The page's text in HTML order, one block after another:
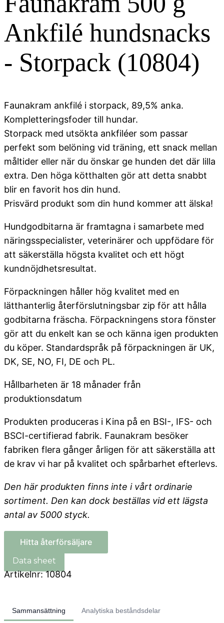
Ankfilé hundsnacks
- Storpack (10804)
Faunakram ankfilé i storpack, 89,5% anka.
Kompletteringsfoder till hundar.
Storpack med utsökta ankfiléer som passar
perfekt som belöning vid träning, ett snack mellan
måltider eller när du önskar ge hunden det där lilla
extra. Den höga kötthalten gör att detta snabbt
blir en favorit hos din hund.
Prisvärd produkt som din hund kommer att älska!
Hundgodbitarna är framtagna i samarbete med
näringsspecialister, veterinärer och uppfödare för
att säkerställa högsta kvalitet och ett högt
kundnöjdhetsresultat.
Förpackningen håller hög kvalitet med en
lätthanterlig återförslutningsbar zip för att hålla
godbitarna fräscha. Förpackningens stora fönster
gör att du enkelt kan se och känna igen produkten
du köper. Standardspråk på förpackningen är UK,
DK, SE, NO, FI, DE och PL.
Hållbarheten är 18 månader från
produktionsdatum
Produkten produceras i Kina på en BSI-, IFS- och
BSCI-certifierad fabrik. Faunakram besöker
fabriken flera gånger årligen för att säkerställa att
de krav vi har på kvalitet och spårbarhet efterlevs.
Den här produkten finns inte i vårt ordinarie
sortiment. Den kan dock beställas vid ett lägsta
antalav 5000 styck.
Hitta återförsäljare
Artikelnr:10804
Sammansättning Analytiska beståndsdelar